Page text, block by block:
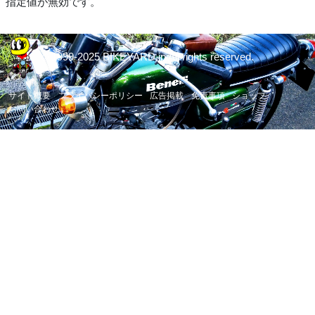
© 1999-2025 BIKEYARD.jp All rights reserved.
サイト概要 プライバシーポリシー 広告掲載 免責事項
ショップ
お問い合わせ